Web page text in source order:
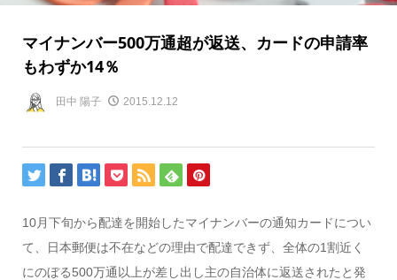
マイナンバー500万通超が返送、カードの申請率
もわずか14％
田中 陽子 2015.12.12
10月下旬から配達を開始したマイナンバーの通知カードについ
て、日本郵便は不在などの理由で配達できず、全体の1割近く
にのぼる500万通以上が差し出し主の自治体に返送されたと発